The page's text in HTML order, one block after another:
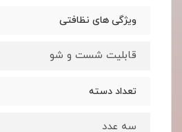
ویژگی های نظافتی
قابلیت شست و شو
تعداد دسته
سه عدد